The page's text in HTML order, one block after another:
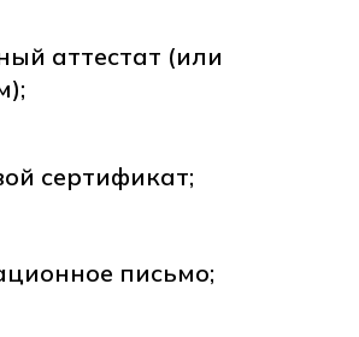
аттестат (или
сертификат;
письмо;